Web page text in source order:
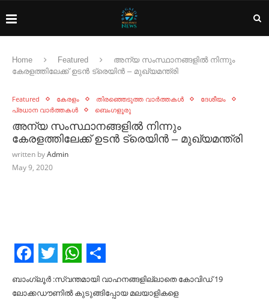
Home Featured
അന്യ സംസ്ഥാനങ്ങളിൽ നിന്നും
കേരളത്തിലേക്ക് ഉടൻ ട്രെയിൻ – മുഖ്യമന്ത്രി
Featured കേരളം തിരഞ്ഞെടുത്ത വാർത്തകൾ
ദേശീയം
പ്രധാന വാർത്തകൾ
ബെംഗളൂരു
അന്യ സംസ്ഥാനങ്ങളിൽ നിന്നും
കേരളത്തിലേക്ക് ഉടൻ ട്രെയിൻ – മുഖ്യമന്ത്രി
written byAdmin
May 9, 2020
Facebook
Twitter
WhatsApp
Share
ബാംഗ്ലൂർ :സ്വന്തമായി വാഹനങ്ങളില്ലാതെ കോവിഡ് 19
ലോക്കഡൗണിൽ കുടുങ്ങിപ്പോയ മലയാളികളെ